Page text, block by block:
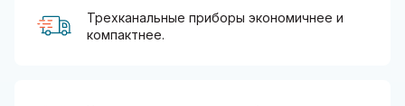
Трехканальные приборы экономичнее и
компактнее.